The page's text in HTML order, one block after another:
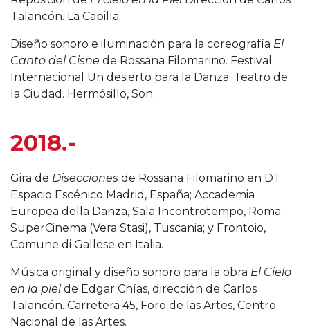
Talancón. La Capilla.
Diseño sonoro e iluminación para la coreografía El
Canto del Cisne de Rossana Filomarino. Festival
Internacional Un desierto para la Danza. Teatro de
la Ciudad. Hermósillo, Son.
2018.-
Gira de Disecciones de Rossana Filomarino en DT
Espacio Escénico Madrid, España; Accademia
Europea della Danza, Sala Incontrotempo, Roma;
SuperCinema (Vera Stasi), Tuscania; y Frontoio,
Comune di Gallese en Italia.
Música original y diseño sonoro para la obra El Cielo
en la pielde Edgar Chías, dirección de Carlos
Talancón. Carretera 45, Foro de las Artes, Centro
Nacional de las Artes.